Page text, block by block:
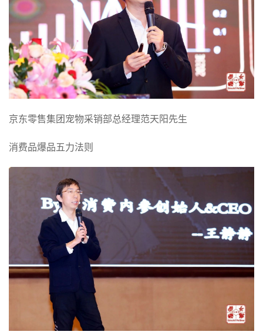
京东零售集团宠物采销部总经理范天阳先生
消费品爆品五力法则